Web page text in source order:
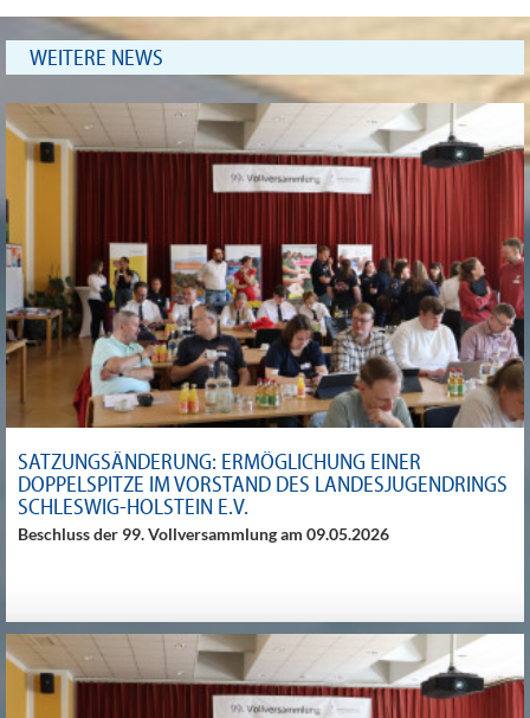
WEITERE NEWS
SATZUNGSÄNDERUNG: ERMÖGLICHUNG EINER
DOPPELSPITZE IM VORSTAND DES LANDESJUGENDRINGS
SCHLESWIG-HOLSTEIN E.V.
Beschluss der 99. Vollversammlung am 09.05.2026